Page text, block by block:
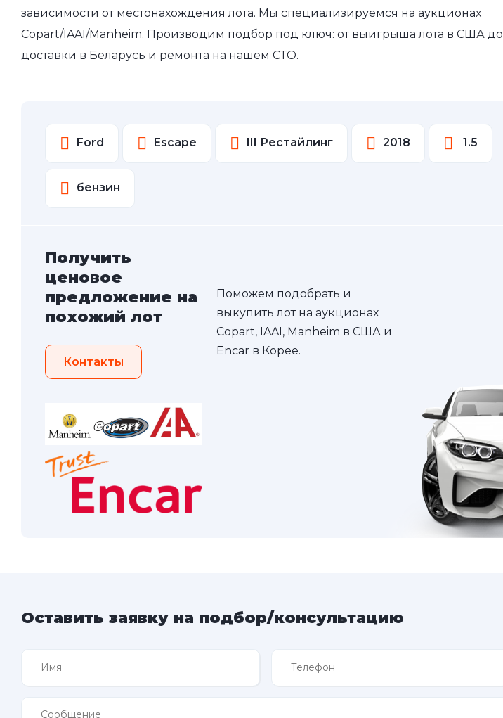
зависимости от местонахождения лота. Мы специализируемся на аукционах
Copart/IAAI/Manheim. Производим подбор под ключ: от выигрыша лота в США до
доставки в Беларусь и ремонта на нашем СТО.
Ford Escape III Рестайлинг 2018 1.5
бензин
Получить
ценовое
предложение на
похожий лот
Контакты
Поможем подобрать и
выкупить лот на аукционах
Copart, IAAI, Manheim в США и
Encar в Корее.
Оставить заявку на подбор/консультацию